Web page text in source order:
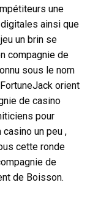
une
ainsi que
un brin se
compagnie de
sous le nom
orient
de casino
pour
un peu ,
cette ronde
de
de Boisson.